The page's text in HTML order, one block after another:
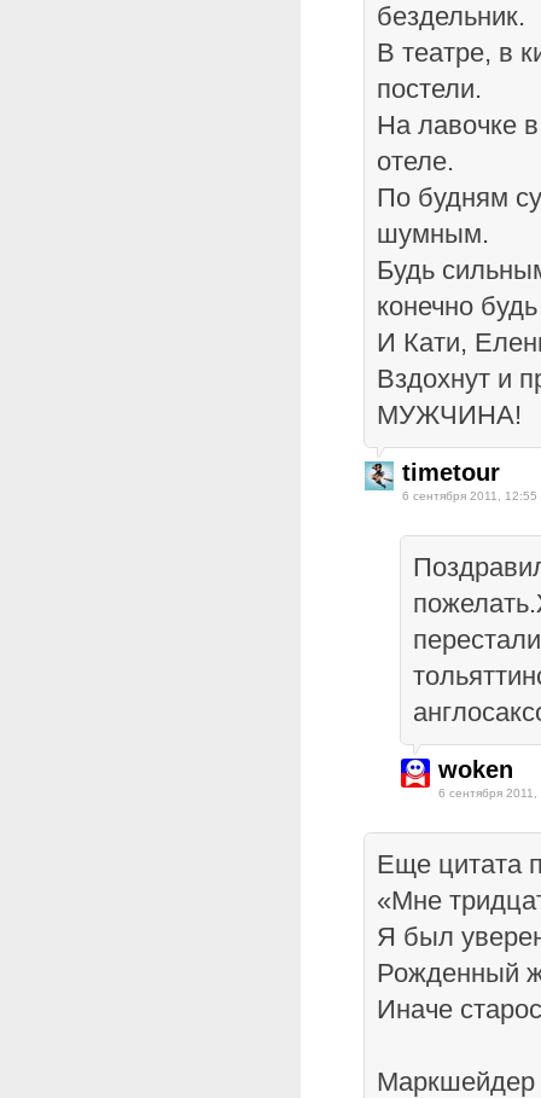
бездельник.
В театре, в
постели.
На лавочке
отеле.
По будням
шумным.
Будь
конечно
И Кати,
Вздохнут и
МУЖЧИНА!
timetour
6 сентября 2011, 12:55
woken
6 сентября
Еще цитата
«Мне
Я был
Рожденный
Иначе
Маркшейдер